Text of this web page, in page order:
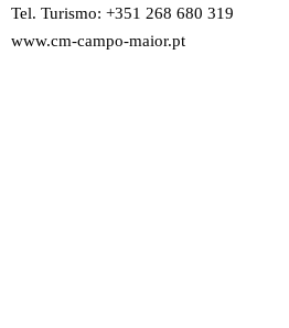
Tel. Turismo: +351 268 680 319
www.cm-campo-maior.pt